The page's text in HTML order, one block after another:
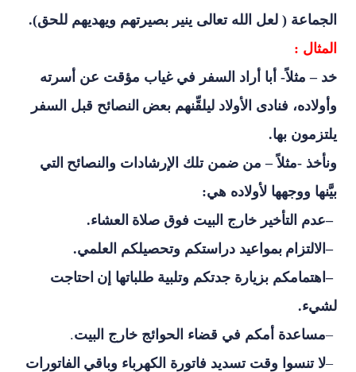
الجماعة ( لعل الله تعالى ينير بصيرتهم ويهديهم للحق).
المثال :
خد – مثلاً- أبا أراد السفر في غياب مؤقت عن أسرته
وأولاده، فنادى الأولاد ليلقِّنهم بعض النصائح قبل السفر
يلتزمون بها.
ونأخذ -مثلاً – من ضمن تلك الإرشادات والنصائح التي
بيَّنها ووجهها لأولاده هي:
–عدم التأخير خارج البيت فوق صلاة العشاء.
–الالتزام بمواعيد دراستكم وتحصيلكم العلمي.
–اهتمامكم بزيارة جدتكم وتلبية طلباتها إن احتاجت
لشيء.
–مساعدة أمكم في قضاء الحوائج خارج البيت.
–لا تنسوا وقت تسديد فاتورة الكهرباء وباقي الفاتورات